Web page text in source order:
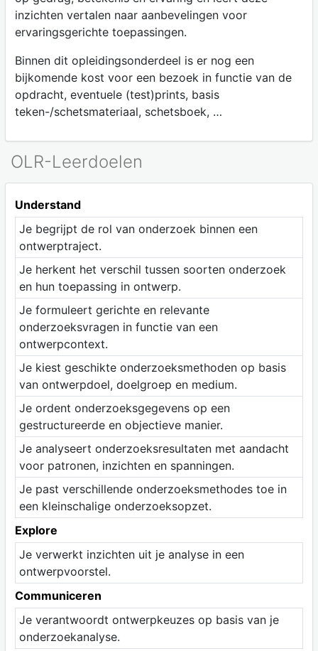
inzichten vertalen naar aanbevelingen voor
ervaringsgerichte toepassingen.
Binnen dit opleidingsonderdeel is er nog een
bijkomende kost voor een bezoek in functie van de
opdracht, eventuele (test)prints, basis
teken-/schetsmateriaal, schetsboek, …
OLR-Leerdoelen
Understand
Je begrijpt de rol van onderzoek binnen een
ontwerptraject.
Je herkent het verschil tussen soorten onderzoek
en hun toepassing in ontwerp.
Je formuleert gerichte en relevante
onderzoeksvragen in functie van een
ontwerpcontext.
Je kiest geschikte onderzoeksmethoden op basis
van ontwerpdoel, doelgroep en medium.
Je ordent onderzoeksgegevens op een
gestructureerde en objectieve manier.
Je analyseert onderzoeksresultaten met aandacht
voor patronen, inzichten en spanningen.
Je past verschillende onderzoeksmethodes toe in
een kleinschalige onderzoeksopzet.
Explore
Je verwerkt inzichten uit je analyse in een
ontwerpvoorstel.
Communiceren
Je verantwoordt ontwerpkeuzes op basis van je
onderzoekanalyse.